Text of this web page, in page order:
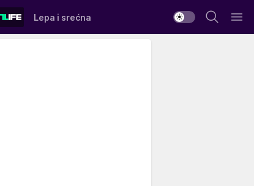
Lepa i srećna